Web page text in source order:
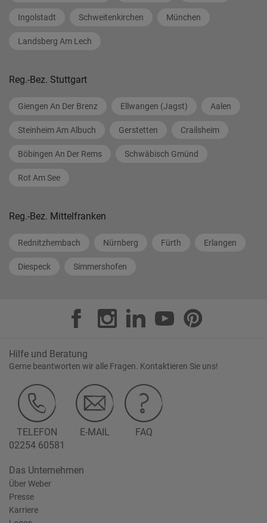
Ingolstadt Schweitenkirchen München
Landsberg Am Lech
Reg.-Bez. Stuttgart
Giengen An Der Brenz Ellwangen (Jagst) Aalen
Steinheim Am Albuch Gerstetten Crailsheim
Böbingen An Der Rems Schwäbisch Gmünd
Rot Am See
Reg.-Bez. Mittelfranken
Rednitzhembach Nürnberg Fürth Erlangen
Diespeck Simmershofen
Hilfe und Beratung
Gerne beantworten wir alle Fragen. Kontaktieren Sie uns!
TELEFON
02254 60581
E-MAIL FAQ
Das Unternehmen
Über Weber
Presse
Karriere